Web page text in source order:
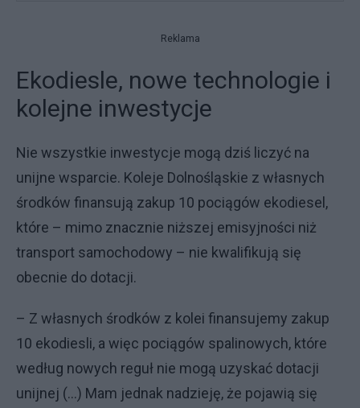
Reklama
Ekodiesle, nowe technologie i
kolejne inwestycje
Nie wszystkie inwestycje mogą dziś liczyć na
unijne wsparcie. Koleje Dolnośląskie z własnych
środków finansują zakup 10 pociągów ekodiesel,
które – mimo znacznie niższej emisyjności niż
transport samochodowy – nie kwalifikują się
obecnie do dotacji.
– Z własnych środków z kolei finansujemy zakup
10 ekodiesli, a więc pociągów spalinowych, które
według nowych reguł nie mogą uzyskać dotacji
unijnej (…) Mam jednak nadzieję, że pojawią się